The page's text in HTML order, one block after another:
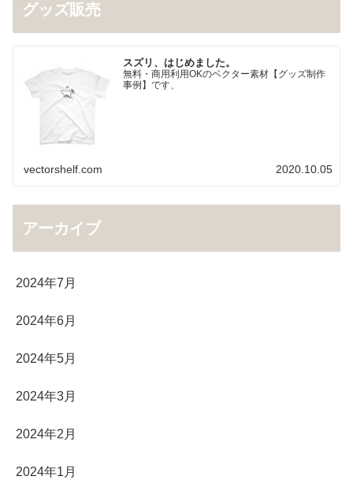
グッズ販売
スズリ、はじめました。
無料・商用利用OKのベクター素材【グッズ制作
事例】です、
vectorshelf.com 2020.10.05
アーカイブ
2024年7月
2024年6月
2024年5月
2024年3月
2024年2月
2024年1月